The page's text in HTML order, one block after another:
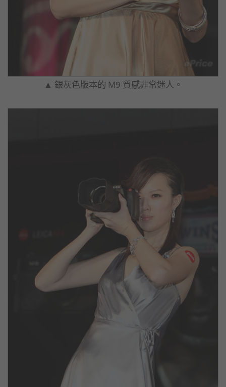
▲ 銀灰色版本的 M9 質感非常迷人。